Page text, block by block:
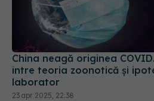
China neagă originea
între teoria zoonotică și
laborator
23 apr 2025, 22:38